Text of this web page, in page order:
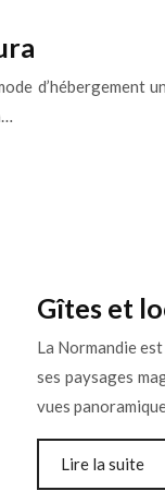
Gîtes et
La Normandie
ses paysages
vues
Lire la suite